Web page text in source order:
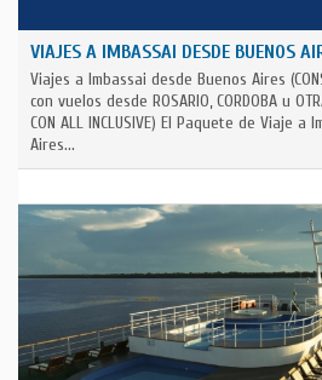
VIAJES A IMBASSAI DESDE BUENOS
Viajes a Imbassai desde Buenos Aires
con vuelos desde ROSARIO, CORDOBA u
CON ALL INCLUSIVE) El Paquete de Viaje a
Aires...